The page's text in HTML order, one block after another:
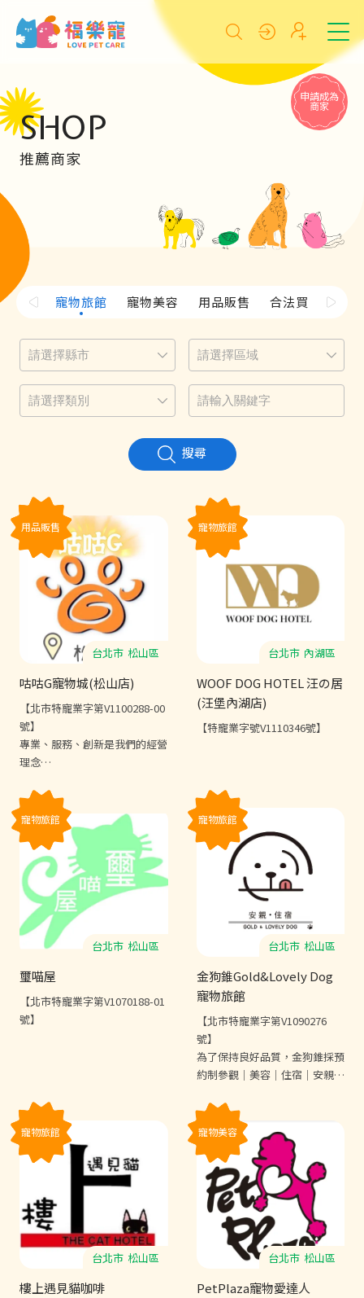
SHOP
推薦商家
寵物旅館 寵物美容 用品販售 合法買賣
搜尋
用品販售
台北市 松山區
咕咕G寵物城(松山店)
【北市特寵業字第V1100288-00
號】
專業、服務、創新是我們的經營
理念
寵物旅館
台北市 內湖區
WOOF DOG HOTEL 汪の居
(汪堡內湖店)
【特寵業字號V1110346號】
寵物旅館
台北市 松山區
璽喵屋
【北市特寵業字第V1070188-01
號】
寵物旅館
台北市 松山區
金狗錐Gold&Lovely Dog
寵物旅館
【北市特寵業字第V1090276
號】
為了保持良好品質，金狗錐採預
約制參觀｜美容｜住宿｜安親
寵物旅館
台北市 松山區
樓上遇見貓咖啡
寵物美容
台北市 松山區
PetPlaza寵物愛達人
申請成為
商家